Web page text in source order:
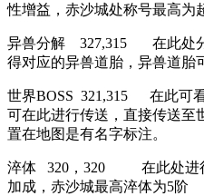
性增益，赤沙城处称号最高为
异兽分解 327,315 在此处分
得对应的异兽道胎，异兽道胎
世界BOSS 321,315 在此可
可在此进行传送，直接传送至
置在地图是有名字标注。
淬体 320，320 在此处进行
加成，赤沙城最高淬体为5阶